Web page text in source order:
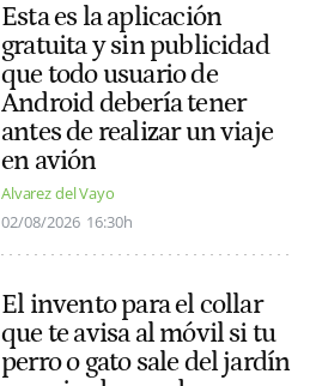
Esta es la aplicación
gratuita y sin publicidad
que todo usuario de
Android debería tener
antes de realizar un viaje
en avión
Alvarez del Vayo
02/08/2026 16:30h
El invento para el collar
que te avisa al móvil si tu
perro o gato sale del jardín